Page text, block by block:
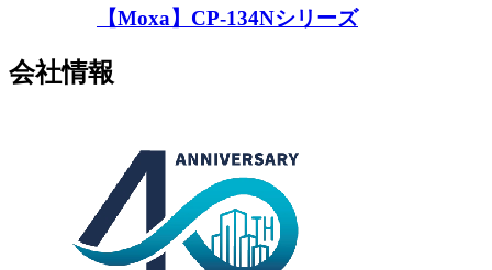
【Moxa】CP-134Nシリーズ
会社情報